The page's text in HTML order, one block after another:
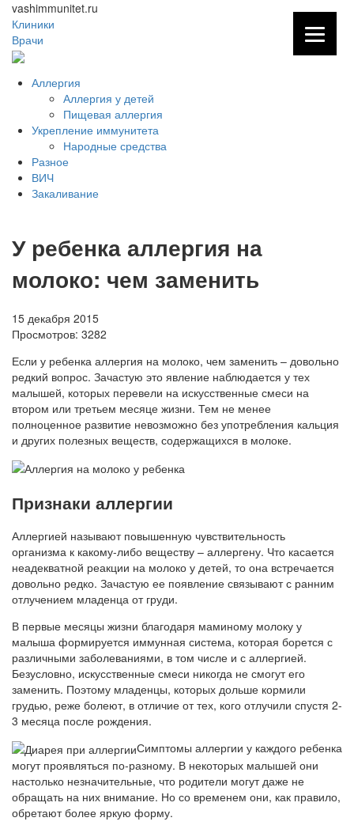
vashimmunitet.ru
Клиники
Врачи
Аллергия
Аллергия у детей
Пищевая аллергия
Укрепление иммунитета
Народные средства
Разное
ВИЧ
Закаливание
У ребенка аллергия на
молоко: чем заменить
15 декабря 2015
Просмотров: 3282
Если у ребенка аллергия на молоко, чем заменить – довольно
редкий вопрос. Зачастую это явление наблюдается у тех
малышей, которых перевели на искусственные смеси на
втором или третьем месяце жизни. Тем не менее
полноценное развитие невозможно без употребления кальция
и других полезных веществ, содержащихся в молоке.
Признаки аллергии
Аллергией называют повышенную чувствительность
организма к какому-либо веществу – аллергену. Что касается
неадекватной реакции на молоко у детей, то она встречается
довольно редко. Зачастую ее появление связывают с ранним
отлучением младенца от груди.
В первые месяцы жизни благодаря маминому молоку у
малыша формируется иммунная система, которая борется с
различными заболеваниями, в том числе и с аллергией.
Безусловно, искусственные смеси никогда не смогут его
заменить. Поэтому младенцы, которых дольше кормили
грудью, реже болеют, в отличие от тех, кого отлучили спустя 2-
3 месяца после рождения.
Симптомы аллергии у каждого ребенка
могут проявляться по-разному. В некоторых малышей они
настолько незначительные, что родители могут даже не
обращать на них внимание. Но со временем они, как правило,
обретают более яркую форму.